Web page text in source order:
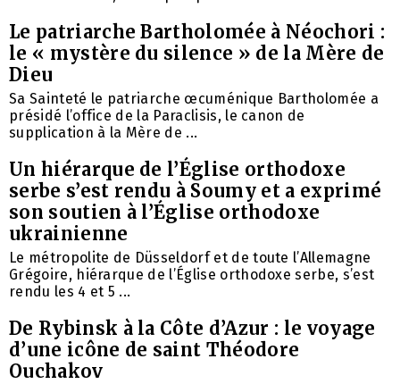
Le patriarche Bartholomée à Néochori :
le « mystère du silence » de la Mère de
Dieu
Sa Sainteté le patriarche œcuménique Bartholomée a
présidé l’office de la Paraclisis, le canon de
supplication à la Mère de ...
Un hiérarque de l’Église orthodoxe
serbe s’est rendu à Soumy et a exprimé
son soutien à l’Église orthodoxe
ukrainienne
Le métropolite de Düsseldorf et de toute l’Allemagne
Grégoire, hiérarque de l’Église orthodoxe serbe, s’est
rendu les 4 et 5 ...
De Rybinsk à la Côte d’Azur : le voyage
d’une icône de saint Théodore
Ouchakov